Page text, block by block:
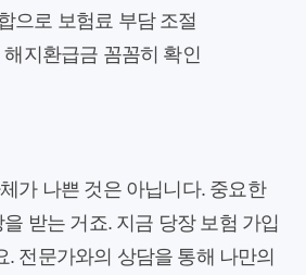
으로 보험료 부담 조절
지환급금 꼼꼼히 확인
가 나쁜 것은 아닙니다. 중요한
받는 거죠. 지금 당장 보험 가입
. 전문가와의 상담을 통해 나만의